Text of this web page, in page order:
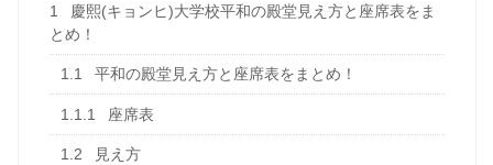
1
慶熙(キョンヒ)大学校平和の殿堂見え方と座席表をま
とめ！
1.1 平和の殿堂見え方と座席表をまとめ！
1.1.1 座席表
1.2 見え方